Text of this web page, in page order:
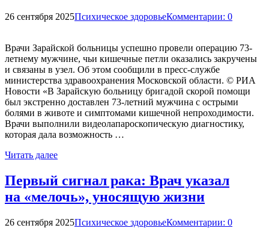
26 сентября 2025Психическое здоровьеКомментарии: 0
Врачи Зарайской больницы успешно провели операцию 73-
летнему мужчине, чьи кишечные петли оказались закручены
и связаны в узел. Об этом сообщили в пресс-службе
министерства здравоохранения Московской области. © РИА
Новости «В Зарайскую больницу бригадой скорой помощи
был экстренно доставлен 73-летний мужчина с острыми
болями в животе и симптомами кишечной непроходимости.
Врачи выполнили видеолапароскопическую диагностику,
которая дала возможность …
Читать далее
Первый сигнал рака: Врач указал
на «мелочь», уносящую жизни
26 сентября 2025Психическое здоровьеКомментарии: 0